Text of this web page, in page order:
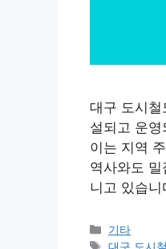
대구 도시
설되고 운
이는 지역
역사와도
니고 있습
Categories
기타
Tags